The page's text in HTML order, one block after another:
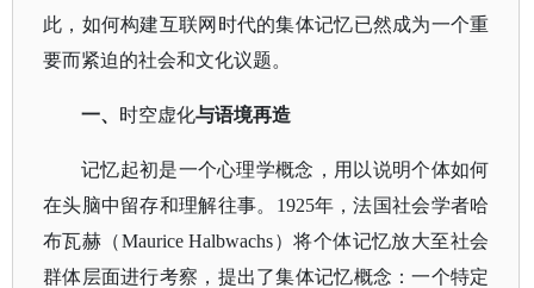
此，如何构建互联网时代的集体记忆已然成为一个重
要而紧迫的社会和文化议题。
一、 时空虚化与语境再造
记忆起初是一个心理学概念，用以说明个体如何
在头脑中留存和理解往事。 1925年，法国社会学者哈
布瓦赫（Maurice Halbwachs）将个体记忆放大至社会
群体层面进行考察，提出了集体记忆概念：一个特定